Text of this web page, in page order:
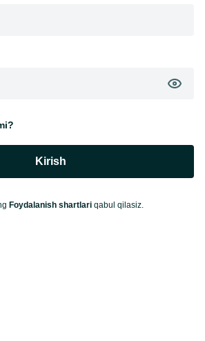
Kirish
Foydalanish shartlariqabul qilasiz.